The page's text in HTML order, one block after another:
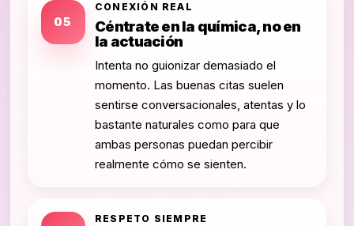
05
CONEXIÓN REAL
Céntrate en la química, no en
la actuación
Intenta no guionizar demasiado el
momento. Las buenas citas suelen
sentirse conversacionales, atentas y lo
bastante naturales como para que
ambas personas puedan percibir
realmente cómo se sienten.
RESPETO SIEMPRE